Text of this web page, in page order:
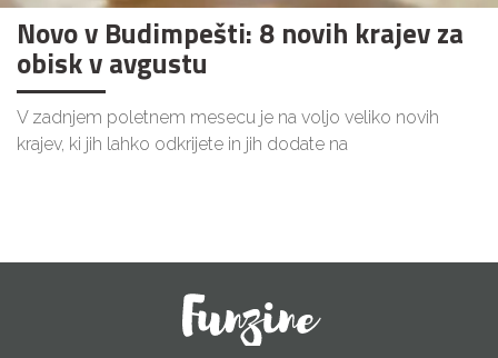
Novo v Budimpešti: 8 novih krajev za
obisk v avgustu
V zadnjem poletnem mesecu je na voljo veliko novih
krajev, ki jih lahko odkrijete in jih dodate na